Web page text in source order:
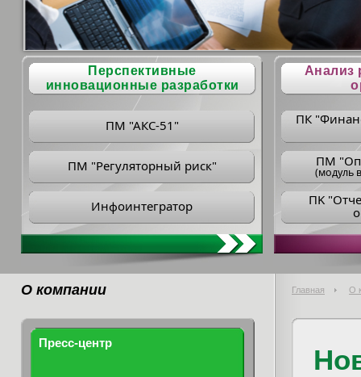
Перспективные
инновационные разработки
ПМ "АКС-51"
ПМ "Регуляторный риск"
Инфоинтегратор
Анализ
ПК
ПM
(модуль
ПK
О компании Главная О
Пресс-центр